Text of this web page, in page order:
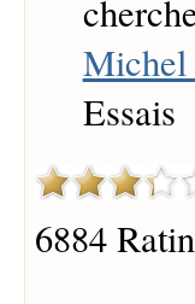
Michel
Essais
6884